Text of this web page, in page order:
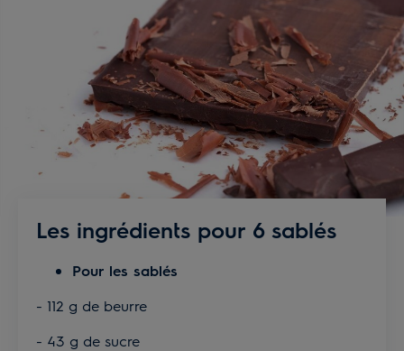
non détaillés. Les recouvrir des disques ajourés.
Puis pocher au centre le praliné jusqu’à niveau.
Les ingrédients pour 6 sablés
Pour les sablés
- 112 g de beurre
- 43 g de sucre